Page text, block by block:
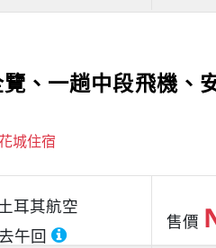
、一趟中段飛機、
城住宿
耳其航空
午回
售價